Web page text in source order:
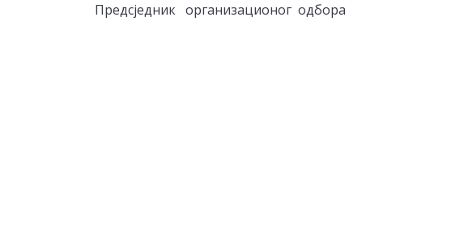
Предсједник организационог одбора